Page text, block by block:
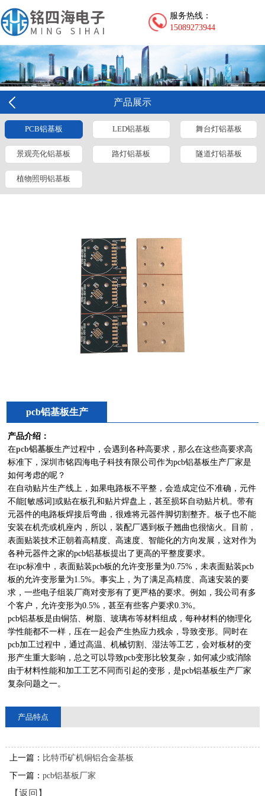
服务热线：
15089273944
产品展示
PCB铝基板 LED铝基板 舞台灯铝基板
景观亮化铝基板 路灯铝基板 隧道灯铝基板
植物照明铝基板
pcb铝基板生产
产品介绍：
在pcb铝基板生产过程中，会遇到各种高要求，那么在这些高要求高
标准下，深圳市铭四海电子科技有限公司作为pcb铝基板生产厂家是
如何考虑的呢？
在自动贴片生产线上，如果电路板不平整，会造成定位不准确，元件
不能[敏感词]或贴在板孔和贴片焊盘上，甚至损坏自动贴片机。带有
元器件的电路板焊接后弯曲，很难将元器件脚切割整齐。板子也不能
安装在机壳或机座内，所以，装配厂遇到板子翘曲也很恼火。目前，
表面贴装技术正朝着高精度、高速度、智能化的方向发展，这对作为
各种元器件之家的pcb铝基板提出了更高的平整度要求。
在ipc标准中，表面贴装pcb板的允许变形量为0.75%，未表面贴装pcb
板的允许变形量为1.5%。事实上，为了满足高精度、高速安装的要
求，一些电子组装厂商对变形有了更严格的要求。例如，我公司有多
个客户，允许变形为0.5%，甚至有些客户要求0.3%。
pcb铝基板是由铜箔、树脂、玻璃布等材料组成，每种材料的物理化
学性能都不一样，压在一起会产生热应力残余，导致变形。同时在
pcb加工过程中，通过高温、机械切割、湿法等工艺，会对板材的变
形产生重大影响，总之可以导致pcb变形比较复杂，如何减少或消除
由于材料性能和加工工艺不同而引起的变形，是pcb铝基板生产厂家
复杂问题之一。
产品特点
上一篇： 比特币矿机铜铝合金基板
下一篇： pcb铝基板厂家
【返回】